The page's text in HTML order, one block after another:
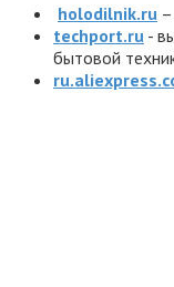
holodilnik.ru
techport.ru -
бытовой